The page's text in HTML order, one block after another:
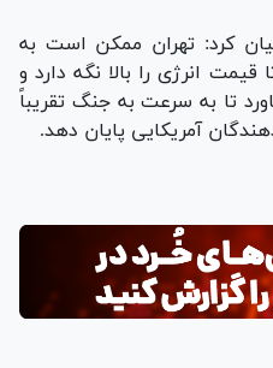
کرد: تهران ممکن است به
انرژی را بالا نگه دارد و
تا به سرعت به جنگ تقریباً
آمریکایی پایان دهد.